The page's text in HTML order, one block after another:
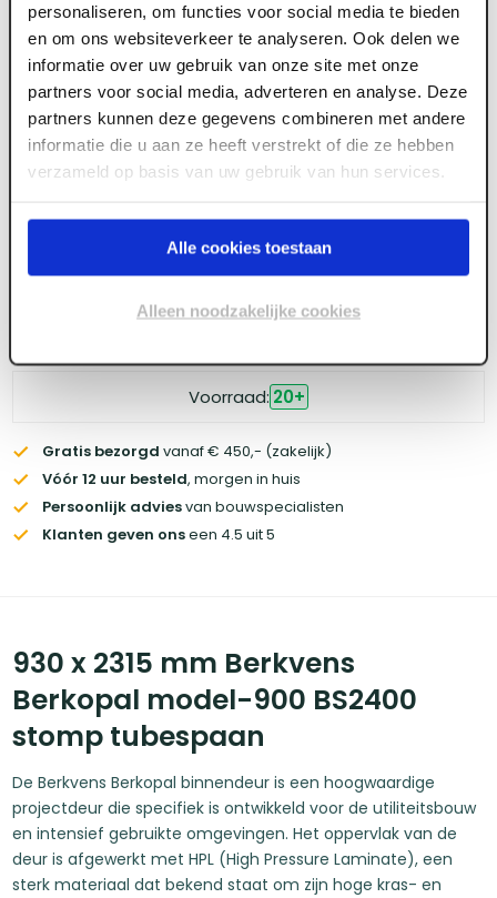
personaliseren, om functies voor social media te bieden
en om ons websiteverkeer te analyseren. Ook delen we
informatie over uw gebruik van onze site met onze
partners voor social media, adverteren en analyse. Deze
partners kunnen deze gegevens combineren met andere
informatie die u aan ze heeft verstrekt of die ze hebben
verzameld op basis van uw gebruik van hun services.
Alle cookies toestaan
Alleen noodzakelijke cookies
BS2400 stomp tubespaan
Meld je aan of maak een account aan om toegang
te krijgen tot de prijzen.
Log in voor prijzen
Wil je de scherpste prijs? Meld je aan voor een
account
Voorraad: 20+
Gratis bezorgd vanaf € 450,- (zakelijk)
Vóór 12 uur besteld, morgen in huis
Persoonlijk adviesvan bouwspecialisten
Klanten geven onseen 4.5 uit 5
930 x 2315 mm Berkvens
Berkopal model-900 BS2400
stomp tubespaan
De Berkvens Berkopal binnendeur is een hoogwaardige
projectdeur die specifiek is ontwikkeld voor de utiliteitsbouw
en intensief gebruikte omgevingen. Het oppervlak van de
deur is afgewerkt met HPL (High Pressure Laminate), een
sterk materiaal dat bekend staat om zijn hoge kras- en